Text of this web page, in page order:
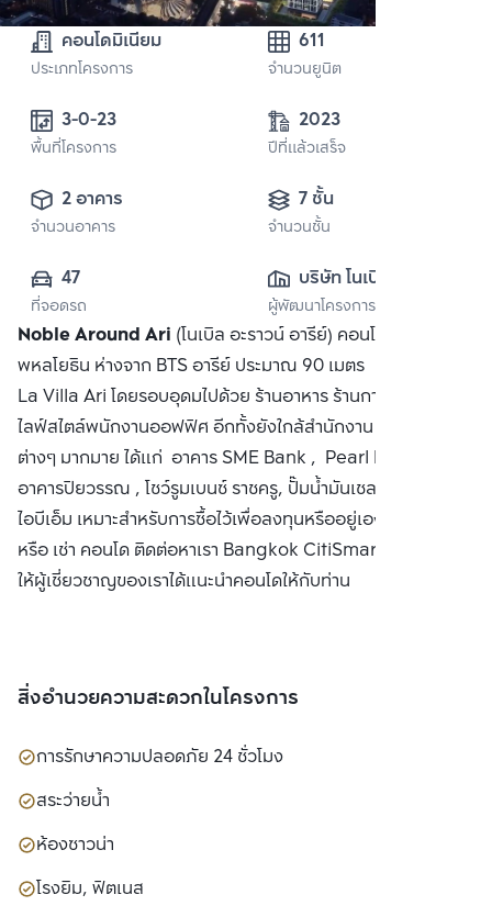
คอนโดมิเนียม
ประเภทโครงการ
611
จำนวนยูนิต
3-0-23
พื้นที่โครงการ
2023
ปีที่แล้วเสร็จ
2 อาคาร
จำนวนอาคาร
7 ชั้น
จำนวนชั้น
47
ที่จอดรถ
บริษัท โนเบิล ดี
เวลลอปเมนท์ จำกัด
(มหาชน)
ผู้พัฒนาโครงการ
Noble Around Ari (โนเบิล อะราวน์ อารีย์) คอนโดใหม่ติดถนน
พหลโยธิน ห่างจาก BTS อารีย์ ประมาณ 90 เมตร ฝั่งเดียวกับ
La Villa Ari โดยรอบอุดมไปด้วย ร้านอาหาร ร้านกาแฟ รองรับ
ไลฟ์สไตล์พนักงานออฟฟิศ อีกทั้งยังใกล้สำนักงาน ออฟฟิศ
ต่างๆ มากมาย ได้แก่ อาคาร SME Bank , Pearl Bangkok,
อาคารปิยวรรณ , โชว์รูมเบนซ์ ราชครู, ปั๊มน้ำมันเชลล์ , อาคาร
ไอบีเอ็ม เหมาะสำหรับการซื้อไว้เพื่อลงทุนหรืออยู่เอง ซื้อ ขาย
หรือ เช่า คอนโด ติดต่อหาเรา Bangkok CitiSmart ได้ทันที เพื่อ
ให้ผู้เชี่ยวชาญของเราได้แนะนำคอนโดให้กับท่าน
สิ่งอำนวยความสะดวกในโครงการ
การรักษาความปลอดภัย 24 ชั่วโมง
สระว่ายน้ำ
ห้องซาวน่า
โรงยิม, ฟิตเนส